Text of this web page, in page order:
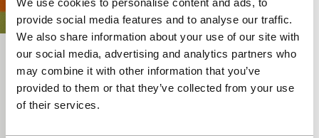
provide social media features and to analyse our traffic.
We also share information about your use of our site with
our social media, advertising and analytics partners who
may combine it with other information that you’ve
provided to them or that they’ve collected from your use
of their services.
Four Moves
…Vier manieren om te vertrekken, vier manieren om